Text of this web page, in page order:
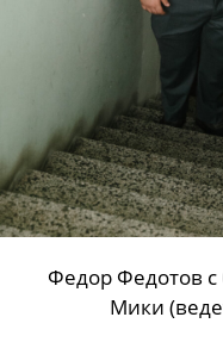
Федор Федотов
Мики